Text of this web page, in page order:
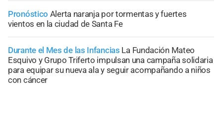
Pronóstico Alerta naranja por tormentas y fuertes
vientos en la ciudad de Santa Fe
Durante el Mes de las Infancias La Fundación Mateo
Esquivo y Grupo Triferto impulsan una campaña solidaria
para equipar su nueva ala y seguir acompañando a niños
con cáncer